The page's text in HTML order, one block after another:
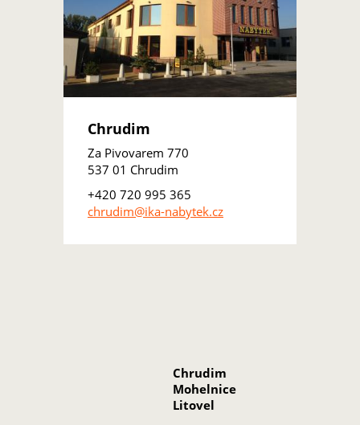
Chrudim
Za Pivovarem 770
537 01 Chrudim
+420 720 995 365
chrudim@ika-nabytek.cz
Chrudim
Mohelnice
Litovel